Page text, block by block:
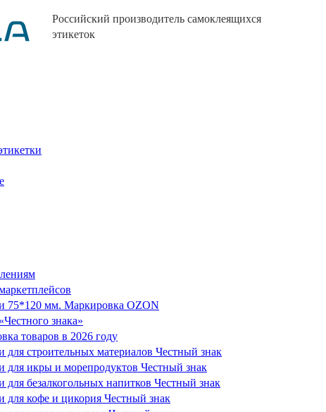
Российский производитель самоклеящихся
этикеток
75*120 мм. Маркировка OZON
знака»
товаров в 2026 году
для строительных материалов Честный знак
для икры и морепродуктов Честный знак
для безалкогольных напитков Честный знак
для кофе и цикория Честный знак